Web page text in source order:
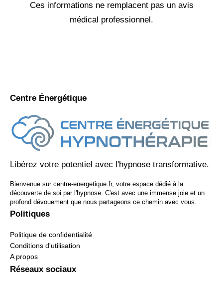
Ces informations ne remplacent pas un avis
médical professionnel.
Centre Énergétique
Libérez votre potentiel avec l'hypnose transformative.
Bienvenue sur centre-energetique.fr, votre espace dédié à la
découverte de soi par l'hypnose. C'est avec une immense joie et un
profond dévouement que nous partageons ce chemin avec vous.
Politiques
Politique de confidentialité
Conditions d'utilisation
A propos
Réseaux sociaux